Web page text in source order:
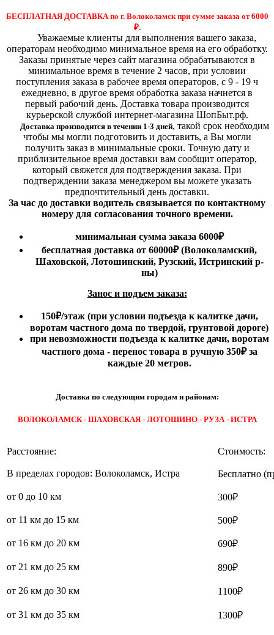
БЕСПЛАТНАЯ ДОСТАВКА по г. Волоколамск при сумме заказа от 6000
₽.
Уважаемые клиенты для выполнения вашего заказа,
операторам необходимо минимальное время на его обработку.
Заказы принятые через сайт магазина обрабатываются в
минимальное время в течение 2 часов, при условии
поступления заказа в рабочее время операторов, с 9 - 19 ч
ежедневно, в другое время обработка заказа начнется в
первый рабочий день. Доставка товара производится
курьерской службой интернет-магазина ШопБыт.рф.
Доставка производится в течении 1-3 дней, такой срок необходим
чтобы мы могли подготовить и доставить, а Вы могли
получить заказ в минимальные сроки. Точную дату и
приблизительное время доставки вам сообщит оператор,
который свяжется для подтверждения заказа. При
подтверждении заказа менеджером вы можете указать
предпочтительный день доставки.
За час до доставки водитель связывается по контактному
номеру для согласования точного времени.
минимальная сумма заказа 6000₽
бесплатная доставка от 60000₽ (Волоколамский,
Шаховской, Лотошинский, Рузский, Истринский р-
ны)
Занос и подъем заказа:
150₽/этаж(при условии подъезда к калитке дачи,
воротам частного дома по твердой, грунтовой дороге)
при невозможности подъезда к калитке дачи, воротам
частного дома - перенос товара в ручную 350₽ за
каждые 20 метров.
Доставка по следующим городам и районам:
ВОЛОКОЛАМСК - ШАХОВСКАЯ - ЛОТОШИНО - РУЗА - ИСТРА
Расстояние: Стоимость:
В пределах городов: Волоколамск, Истра Бесплатно
от 0 до 10 км 300₽
от 11 км до 15 км 500₽
от 16 км до 20 км 690₽
от 21 км до 25 км 890₽
от 26 км до 30 км 1100₽
от 31 км до 35 км 1300₽